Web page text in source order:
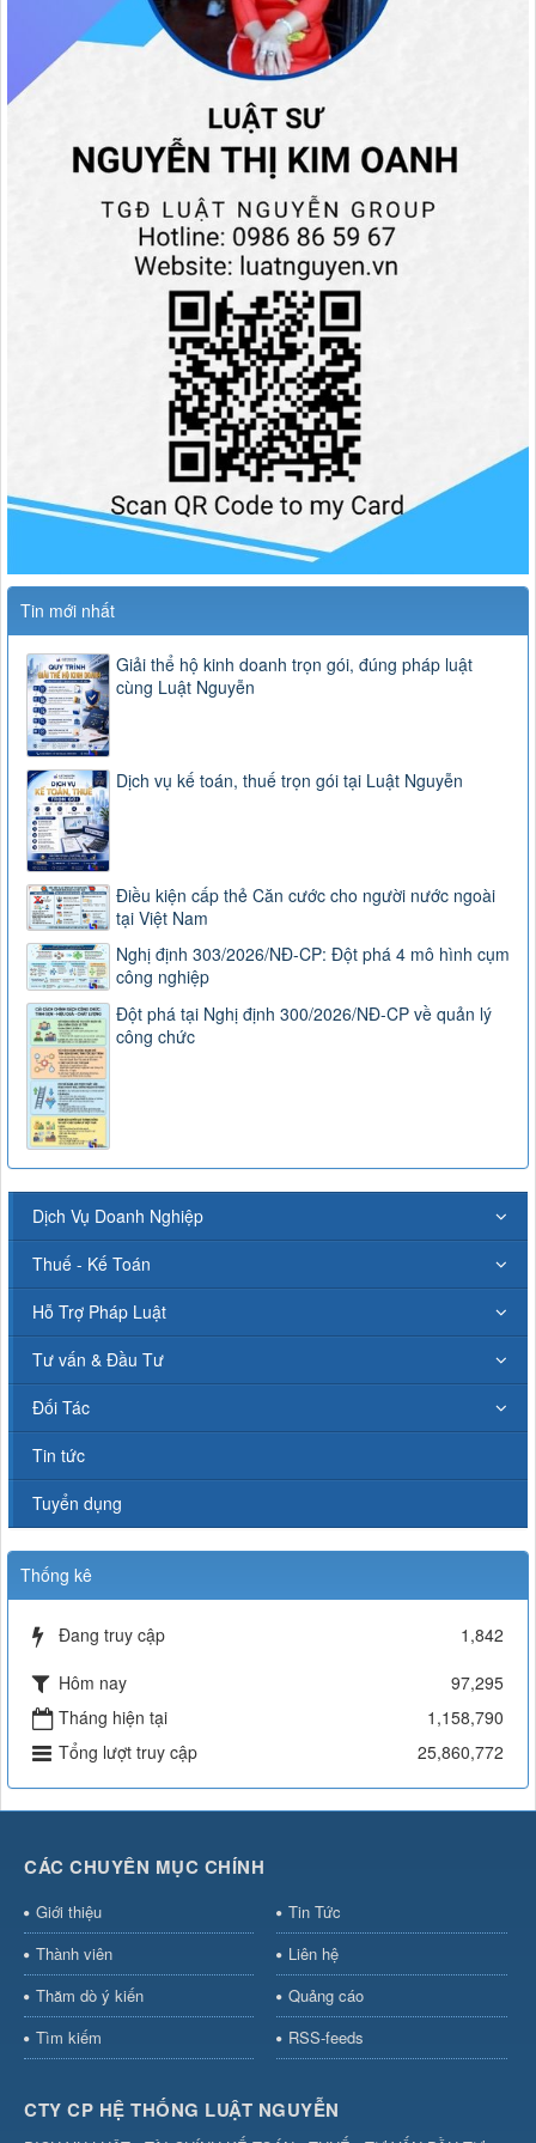
Tin mới nhất
Giải thể hộ kinh doanh trọn gói, đúng pháp luật
cùng Luật Nguyễn
Dịch vụ kế toán, thuế trọn gói tại Luật Nguyễn
Điều kiện cấp thẻ Căn cước cho người nước ngoài
tại Việt Nam
Nghị định 303/2026/NĐ-CP: Đột phá 4 mô hình cụm
công nghiệp
Đột phá tại Nghị định 300/2026/NĐ-CP về quản lý
công chức
Dịch Vụ Doanh Nghiệp
Thuế - Kế Toán
Hỗ Trợ Pháp Luật
Tư vấn & Đầu Tư
Đối Tác
Tin tức
Tuyển dụng
Thống kê
Đang truy cập
1,842
Hôm nay
97,295
Tháng hiện tại
1,158,790
Tổng lượt truy cập
25,860,772
CÁC CHUYÊN MỤC CHÍNH
Giới thiệu
Tin Tức
Thành viên
Liên hệ
Thăm dò ý kiến
Quảng cáo
Tìm kiếm
RSS-feeds
CTY CP HỆ THỐNG LUẬT NGUYỄN